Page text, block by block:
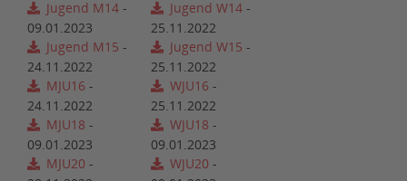
Jugend M14 -
09.01.2023
Jugend W14 -
25.11.2022
Jugend M15 -
24.11.2022
Jugend W15 -
25.11.2022
MJU16 -
24.11.2022
WJU16 -
25.11.2022
MJU18 -
09.01.2023
WJU18 -
09.01.2023
MJU20 -
WJU20 -